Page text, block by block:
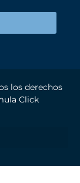
los derechos
Click